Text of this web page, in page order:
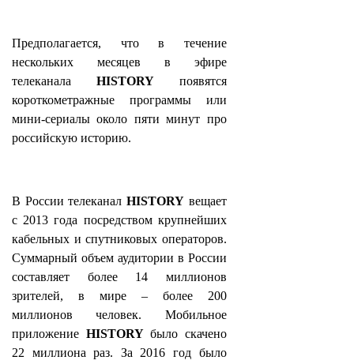
Предполагается, что в течение
нескольких месяцев в эфире
телеканала HISTORYпоявятся
короткометражные программы или
мини-сериалы около пяти минут про
российскую историю.
В России телеканалHISTORY вещает
с 2013 года посредством крупнейших
кабельных и спутниковых операторов.
Суммарный объем аудитории в России
составляет более 14 миллионов
зрителей, в мире – более 200
миллионов человек. Мобильное
приложение HISTORYбыло скачено
22 миллиона раз. За 2016 год было